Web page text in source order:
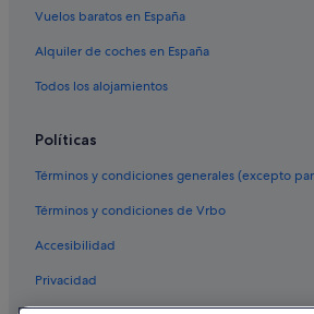
Vuelos baratos en España
Alquiler de coches en España
Todos los alojamientos
Políticas
Términos y condiciones generales (excepto
Términos y condiciones de Vrbo
Accesibilidad
Privacidad